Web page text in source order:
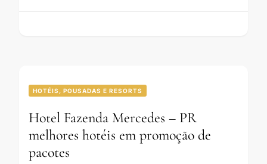
HOTÉIS, POUSADAS E RESORTS
Hotel Fazenda Mercedes – PR
melhores hotéis em promoção de
pacotes